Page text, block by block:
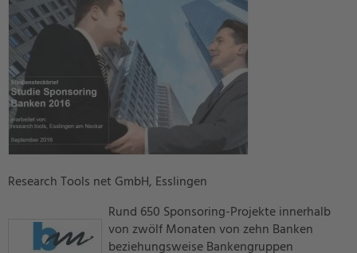
Research Tools net GmbH, Esslingen
Rund 650 Sponsoring-Projekte innerhalb
von zwölf Monaten von zehn Banken
beziehungsweise Bankengruppen